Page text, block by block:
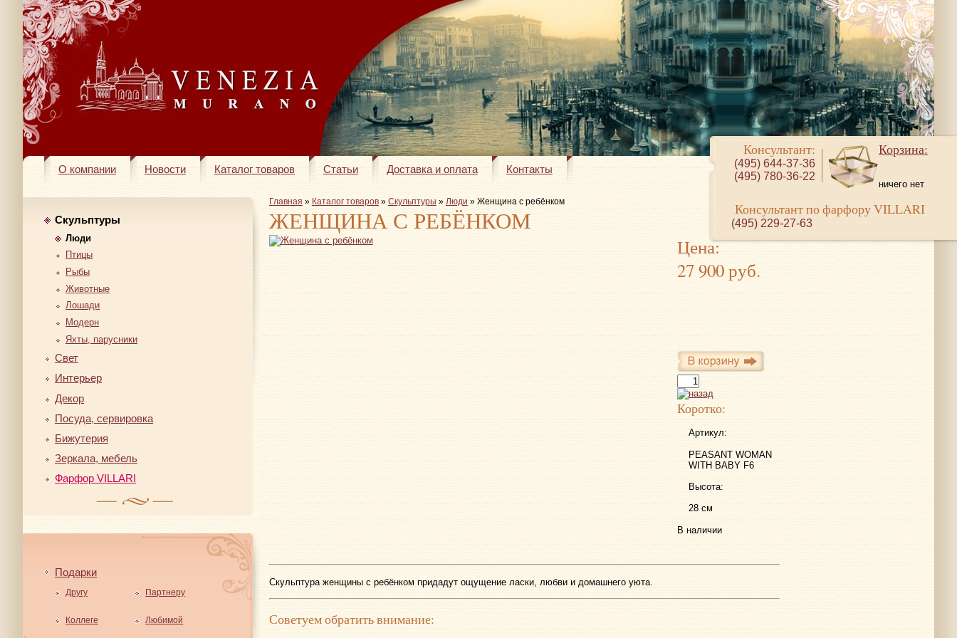
О компании Новости Каталог товаров Статьи Доставка и оплата Контакты
Консультант:
(495) 644-37-36
(495) 780-36-22
Корзина:
ничего нет
Консультант по фарфору VILLARI
(495) 229-27-63
Скульптуры
Люди
Птицы
Рыбы
Животные
Лошади
Модерн
Яхты, парусники
Свет
Интерьер
Декор
Посуда, сервировка
Бижутерия
Зеркала, мебель
Фарфор VILLARI
Подарки
Другу Партнеру
Коллеге Любимой
Главная » Каталог товаров» Скульптуры » Люди » Женщина с ребёнком
ЖЕНЩИНА С РЕБЁНКОМ
Цена:
27 900 руб.
Коротко:
Артикул:
PEASANT WOMAN
WITH BABY F6
Высота:
28 см
В наличии
Скульптура женщины с ребёнком придадут ощущение ласки, любви и домашнего уюта.
Советуем обратить внимание: